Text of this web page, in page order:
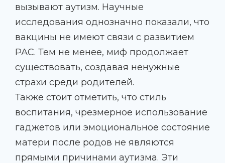
вызывают аутизм. Научные
исследования однозначно показали, что
вакцины не имеют связи с развитием
РАС. Тем не менее, миф продолжает
существовать, создавая ненужные
страхи среди родителей.
Также стоит отметить, что стиль
воспитания, чрезмерное использование
гаджетов или эмоциональное состояние
матери после родов не являются
прямыми причинами аутизма. Эти